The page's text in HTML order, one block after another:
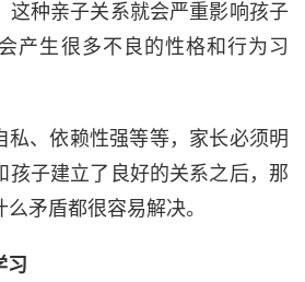
这种亲子关系就会严重影响孩子
产生很多不良的性格和行为习
私、依赖性强等等，家长必须明
孩子建立了良好的关系之后，那
矛盾都很容易解决。
习